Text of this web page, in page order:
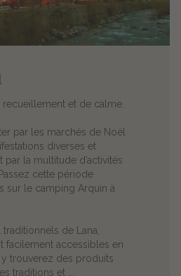
et de calme.
par les marchés de Noël
diverses et
par la multitude d’activités
cette période
sur le camping Arquin à
de Lana,
facilement accessibles en
trouverez des produits
traditions et ...